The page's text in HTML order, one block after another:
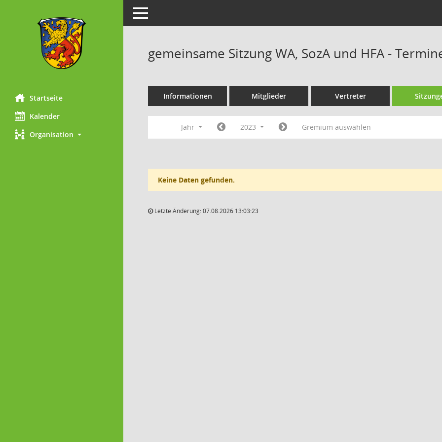
Startseite
Kalender
Organisation
Toggle navigation
gemeinsame Sitzung WA, SozA und HFA -
Informationen Mitglieder Vertreter
Jahr 2023 Gremium auswählen
Keine Daten gefunden.
Letzte Änderung: 07.08.2026 13:03:23